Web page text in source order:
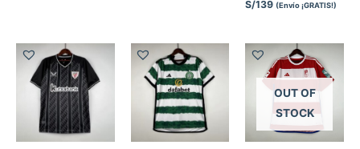
S/139 (Envío ¡GRATIS!)
OUT OF
STOCK